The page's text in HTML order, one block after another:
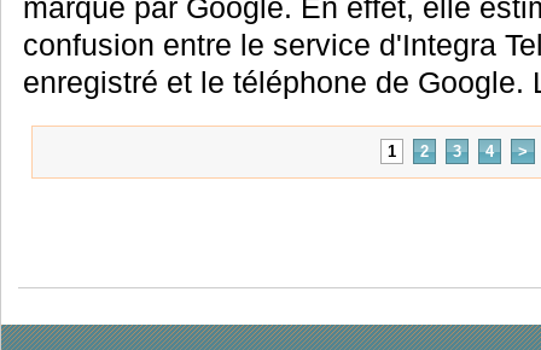
marque par Google. En effet, elle
confusion entre le service d'Integra
enregistré et le téléphone de Google.
1 2 3 4 >